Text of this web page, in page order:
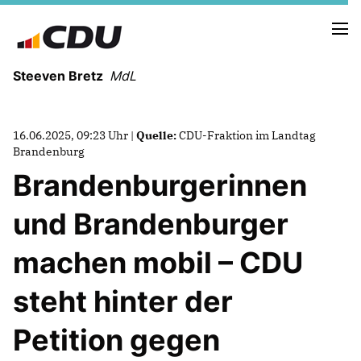
Steeven Bretz MdL
VITA
WAHLKREISBESUCHE
PRESSEFOTOS
MEIN BÜRGERBÜRO
MEIN WAHLKREIS
ZIELE
Redebeiträge
16.06.2025, 09:23 Uhr | Quelle:CDU-Fraktion im Landtag
Brandenburg
Brandenburgerinnen
und Brandenburger
machen mobil – CDU
steht hinter der
Petition gegen